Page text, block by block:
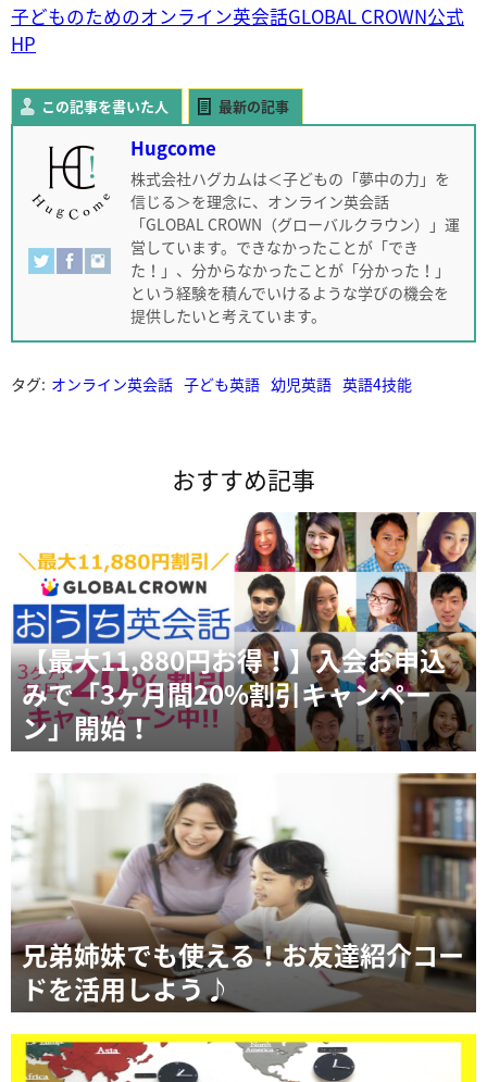
子どものためのオンライン英会話GLOBAL CROWN公式
HP
この記事を書いた人 最新の記事
Hugcome
株式会社ハグカムは＜子どもの「夢中の力」を
信じる＞を理念に、オンライン英会話
「GLOBAL CROWN（グローバルクラウン）」運
営しています。できなかったことが「でき
た！」、分からなかったことが「分かった！」
という経験を積んでいけるような学びの機会を
提供したいと考えています。
タグ: オンライン英会話 子ども英語 幼児英語 英語4技能
おすすめ記事
【最大11,880円お得！】入会お申込
みで「3ヶ月間20%割引キャンペー
ン」開始！
兄弟姉妹でも使える！お友達紹介コー
ドを活用しよう♪